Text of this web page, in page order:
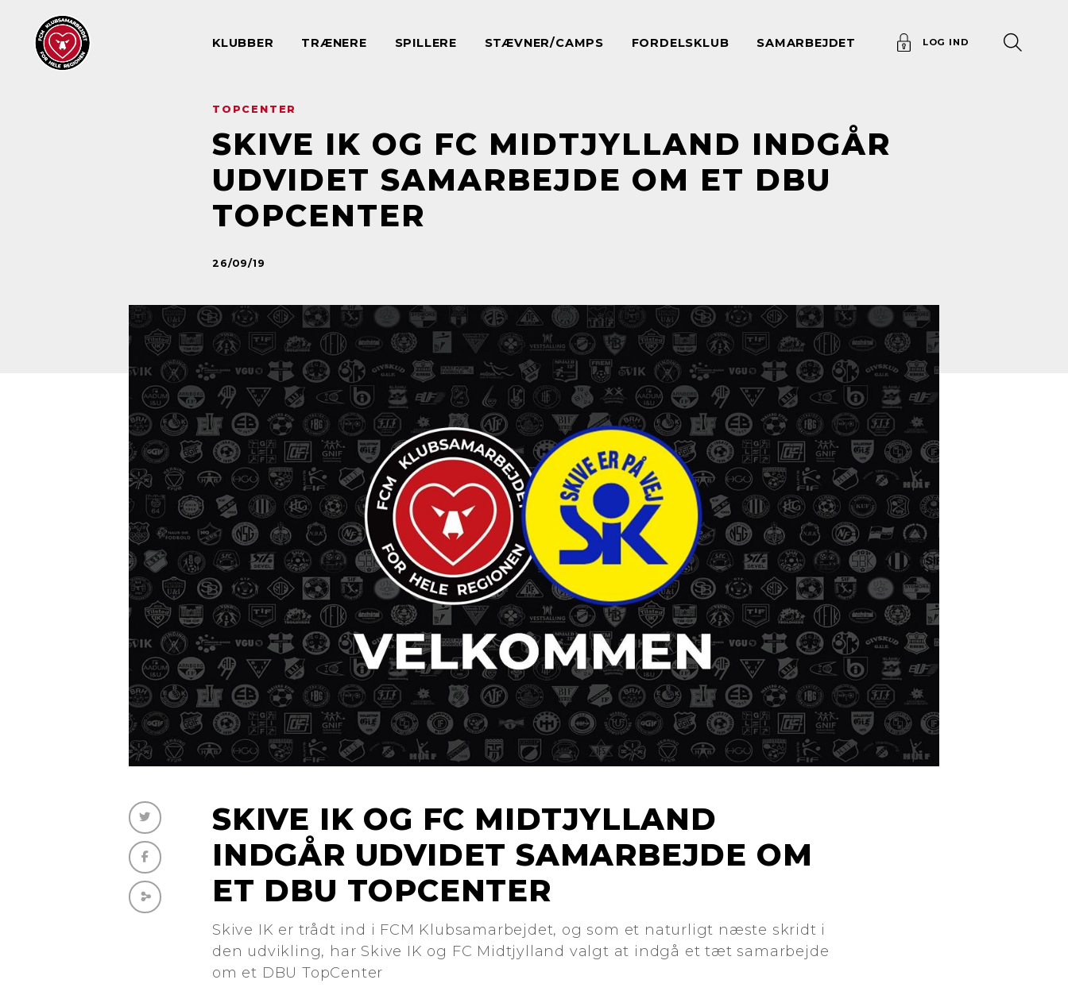
KLUBBER TRÆNERE SPILLERE STÆVNER/CAMPS FORDELSKLUB SAMARBEJDET LOG IND
TOPCENTER
SKIVE IK OG FC MIDTJYLLAND INDGÅR
UDVIDET SAMARBEJDE OM ET DBU
TOPCENTER
26/09/19
SKIVE IK OG FC MIDTJYLLAND
INDGÅR UDVIDET SAMARBEJDE OM
ET DBU TOPCENTER
Skive IK er trådt ind i FCM Klubsamarbejdet, og som et naturligt næste skridt i
den udvikling, har Skive IK og FC Midtjylland valgt at indgå et tæt samarbejde
om et DBU TopCenter